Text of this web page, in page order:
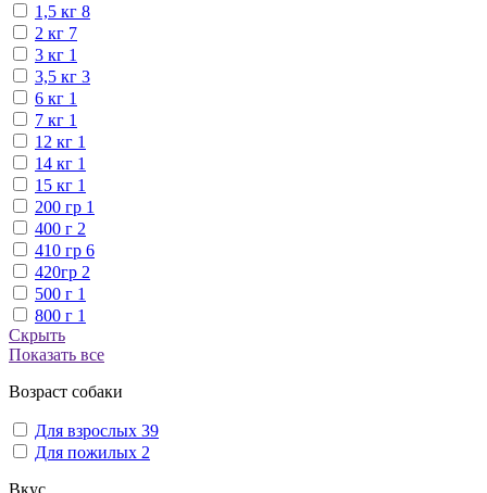
1,5 кг 8
2 кг 7
3 кг 1
3,5 кг 3
6 кг 1
7 кг 1
12 кг 1
14 кг 1
15 кг 1
200 гр 1
400 г 2
410 гр 6
420гр 2
500 г 1
800 г 1
Скрыть
Показать все
Возраст собаки
Для взрослых 39
Для пожилых 2
Вкус